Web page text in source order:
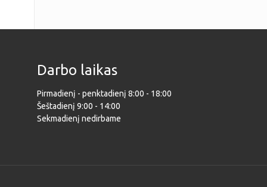
Darbo laikas
Pirmadienį - penktadienį 8:00 - 18:00
Šeštadienį 9:00 - 14:00
Sekmadienį nedirbame